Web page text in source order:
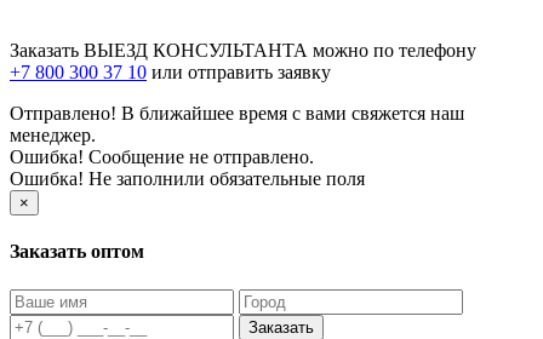
Заказать ВЫЕЗД КОНСУЛЬТАНТА можно по телефону
+7 800 300 37 10 или отправить заявку
Отправлено! В ближайшее время с вами свяжется наш
менеджер.
Ошибка! Сообщение не отправлено.
Ошибка! Не заполнили обязательные поля
×
Заказать оптом
Заказать